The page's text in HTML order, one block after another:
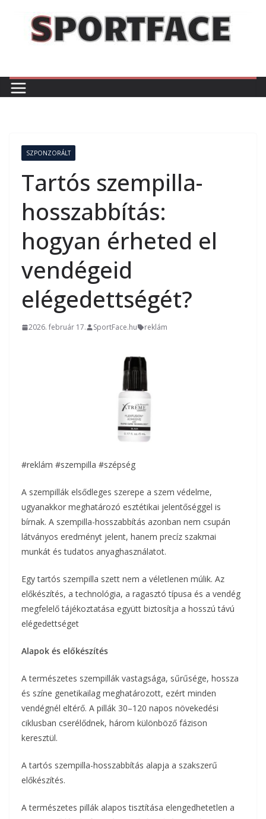
content
SZPONZORÁLT
Tartós szempilla-
hosszabbítás:
hogyan érheted el
vendégeid
elégedettségét?
2026. február 17. SportFace.hu reklám
#reklám #szempilla #szépség
A szempillák elsődleges szerepe a szem védelme,
ugyanakkor meghatározó esztétikai jelentőséggel is
bírnak. A szempilla-hosszabbítás azonban nem csupán
látványos eredményt jelent, hanem precíz szakmai
munkát és tudatos anyaghasználatot.
Egy tartós szempilla szett nem a véletlenen múlik. Az
előkészítés, a technológia, a ragasztó típusa és a vendég
megfelelő tájékoztatása együtt biztosítja a hosszú távú
elégedettséget
Alapok és előkészítés
A természetes szempillák vastagsága, sűrűsége, hossza
és színe genetikailag meghatározott, ezért minden
vendégnél eltérő. A pillák 30–120 napos növekedési
ciklusban cserélődnek, három különböző fázison
keresztül.
A tartós szempilla-hosszabbítás alapja a szakszerű
előkészítés.
A természetes pillák alapos tisztítása elengedhetetlen a